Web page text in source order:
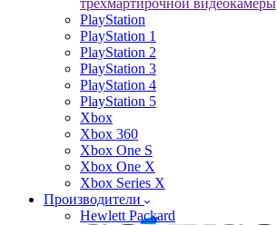
трёхмартирочной видеокамеры
PlayStation
PlayStation 1
PlayStation 2
PlayStation 3
PlayStation 4
PlayStation 5
Xbox
Xbox 360
Xbox One S
Xbox One X
Xbox Series X
Производители
Hewlett Packard